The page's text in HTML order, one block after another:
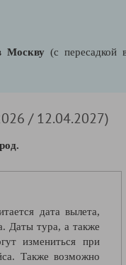
Москву (с пересадкой
/ 12.04.2027)
дата вылета,
Даты тура, а также
измениться при
Также возможно